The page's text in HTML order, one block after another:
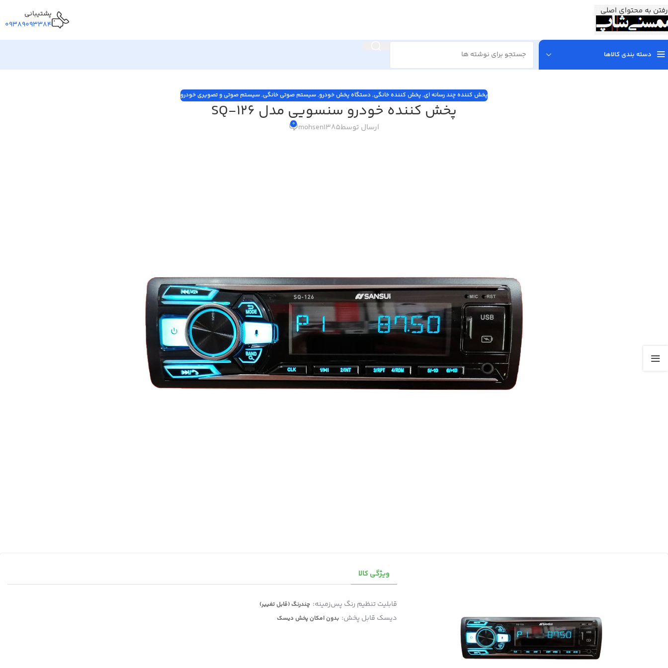
رفتن به محتوای اصلی
پشتیبانی
09389093384
دسته بندی کالاها
پخش کننده چند رسانه ای,پخش کننده خانگی,دستگاه پخش خودرو,سیستم صوتی خانگی,سیستم صوتی و تصویری خودرو
پخش کننده خودرو سنسویی مدل SQ-126
ارسال توسطmohsen1385
0
ویژگی کالا
قابلیت تنظیم رنگ پس‌زمینه: چندرنگ (قابل تغییر)
دیسک قابل پخش: بدون امکان پخش دیسک